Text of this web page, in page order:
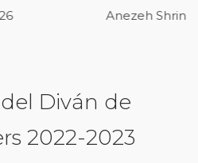
Octubre de
Diván de
2022-2023